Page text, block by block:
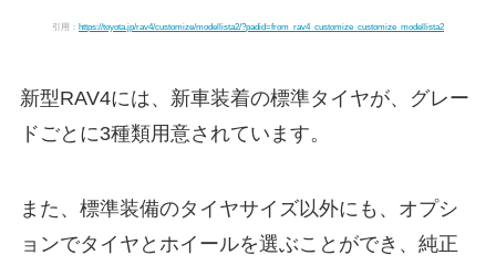
引用： https://toyota.jp/rav4/customize/modellista2/?padid=from_rav4_customize_customize_modellista2
新型RAV4には、新車装着の標準タイヤが、グレー
ドごとに3種類用意されています。
また、標準装備のタイヤサイズ以外にも、オプシ
ョンでタイヤとホイールを選ぶことができ、純正